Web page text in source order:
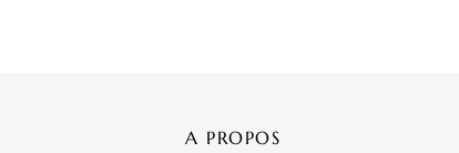
A PROPOS